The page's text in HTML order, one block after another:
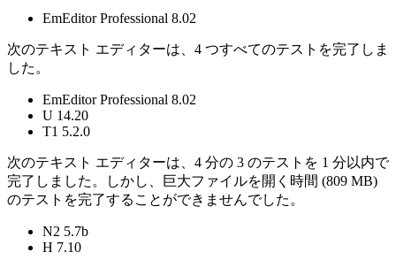
EmEditor Professional 8.02
次のテキスト エディターは、4 つすべてのテストを完了しま
した。
EmEditor Professional 8.02
U 14.20
T1 5.2.0
次のテキスト エディターは、4 分の 3 のテストを 1 分以内で
完了しました。しかし、巨大ファイルを開く時間 (809 MB)
のテストを完了することができませんでした。
N2 5.7b
H 7.10